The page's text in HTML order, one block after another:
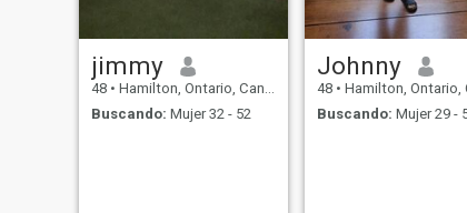
jimmy
48 • Hamilton, Ontario, Canadá
Buscando: Mujer 32 - 52
Johnny
48 • Hamilton, Ontario,
Buscando: Mujer 29 -